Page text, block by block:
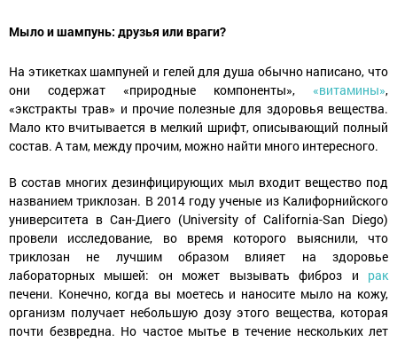
Мыло и шампунь: друзья или враги?
На этикетках шампуней и гелей для душа обычно написано, что
они содержат «природные компоненты», «витамины»,
«экстракты трав» и прочие полезные для здоровья вещества.
Мало кто вчитывается в мелкий шрифт, описывающий полный
состав. А там, между прочим, можно найти много интересного.
В состав многих дезинфицирующих мыл входит вещество под
названием триклозан. В 2014 году ученые из Калифорнийского
университета в Сан-Диего (University of California-San Diego)
провели исследование, во время которого выяснили, что
триклозан не лучшим образом влияет на здоровье
лабораторных мышей: он может вызывать фиброз и рак
печени. Конечно, когда вы моетесь и наносите мыло на кожу,
организм получает небольшую дозу этого вещества, которая
почти безвредна. Но частое мытье в течение нескольких лет